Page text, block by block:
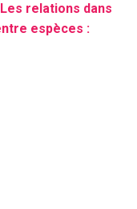
relations dans
espèces :